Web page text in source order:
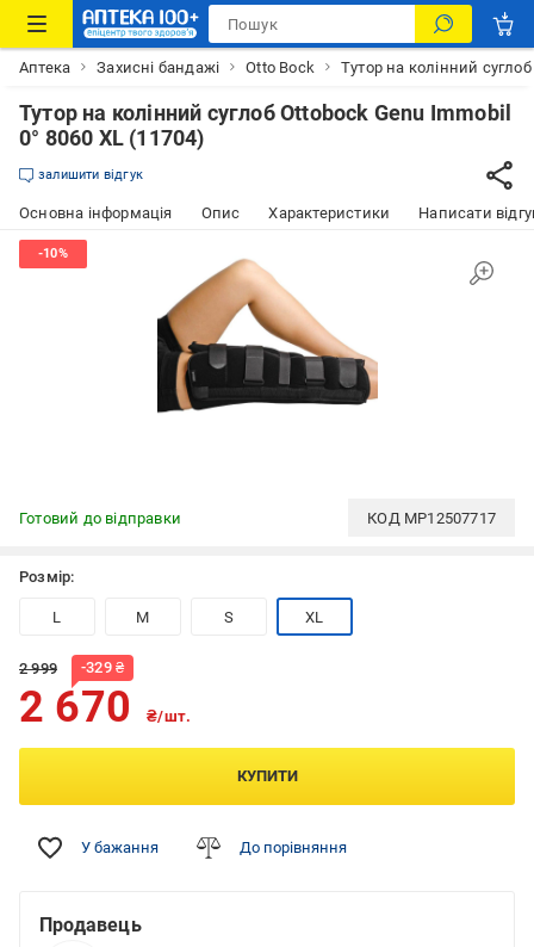
Аптека Захисні бандажі Otto Bock Тутор на колінний
Тутор на колінний суглоб Ottobock Genu Immobil
0° 8060 XL (11704)
залишити відгук
Основна інформація Опис Характеристики Написати
Готовий до відправки КОД MP12507717
Розмір:
L M S XL
2 999 -329₴
2 670 ₴/шт.
КУПИТИ
У бажання До порівняння
Продавець